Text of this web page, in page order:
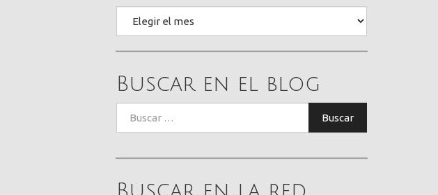
Buscar en el blog
Buscar